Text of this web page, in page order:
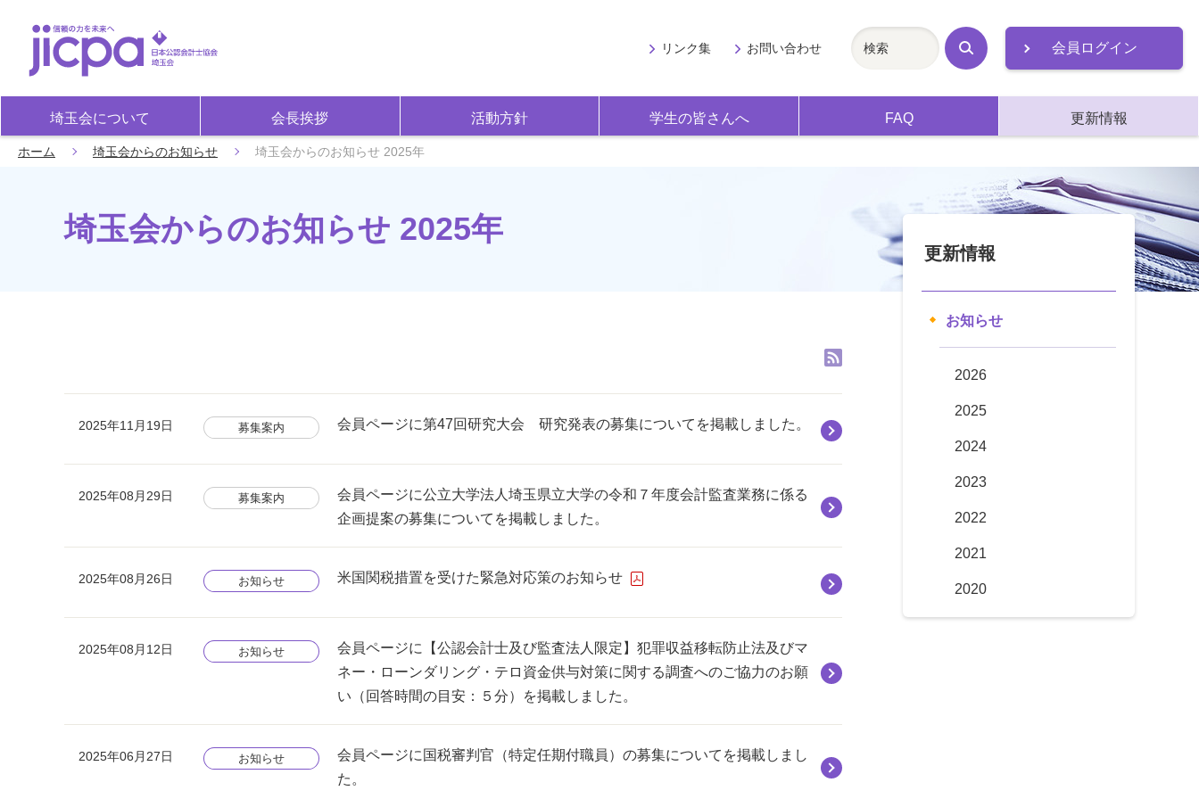
会員ログイン
埼玉会について 会長挨拶 活動方針 学生の皆さんへ FAQ 更新情報
リンク集 お問い合わせ
検
索
ホーム 埼玉会からのお知らせ 埼玉会からのお知らせ 2025年
埼玉会からのお知らせ 2025年
2025年11月19日 募集案内 会員ページに第47回研究大会 研究発表の募集についてを掲載しました。
2025年08月29日 募集案内
会員ページに公立大学法人埼玉県立大学の令和７年度会計監査業務に係る
企画提案の募集についてを掲載しました。
2025年08月26日 お知らせ 米国関税措置を受けた緊急対応策のお知らせ
2025年08月12日 お知らせ
会員ページに【公認会計士及び監査法人限定】犯罪収益移転防止法及びマ
ネー・ローンダリング・テロ資金供与対策に関する調査へのご協力のお願
い（回答時間の目安：５分）を掲載しました。
2025年06月27日 お知らせ
会員ページに国税審判官（特定任期付職員）の募集についてを掲載しまし
た。
更新情報
お知らせ
2026
2025
2024
2023
2022
2021
2020